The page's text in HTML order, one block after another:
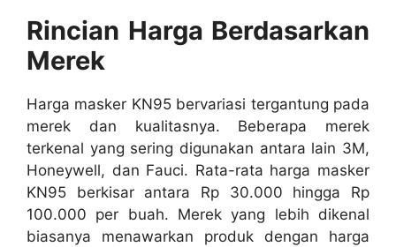
Rincian Harga Berdasarkan
Merek
Harga masker KN95 bervariasi tergantung pada
merek dan kualitasnya. Beberapa merek
terkenal yang sering digunakan antara lain 3M,
Honeywell, dan Fauci. Rata-rata harga masker
KN95 berkisar antara Rp 30.000 hingga Rp
100.000 per buah. Merek yang lebih dikenal
biasanya menawarkan produk dengan harga